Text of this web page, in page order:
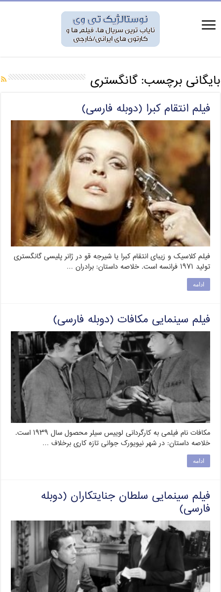
بایگانی برچسب:گانگستری
فیلم انتقام کبرا (دوبله فارسی)
فیلم کلاسیک و زیبای انتقام کبرا یا شیرجه قو در ژانر پلیسی گانگستری
تولید ۱۹۷۱ فرانسه است. خلاصه داستان: برادران …
ادامه
فیلم سینمایی مکافات (دوبله فارسی)
مکافات نام فیلمی به کارگردانی لوییس سیلر محصول سال ۱۹۳۹ است.
خلاصه داستان: در شهر نیویورک جوانی تازه کاری برخلاف …
ادامه
فیلم سینمایی سلطان جنایتکاران (دوبله
فارسی)